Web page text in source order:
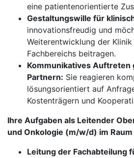
eine patientenorientierte
Gestaltungswille für
innovationsfreudig und
Weiterentwicklung der
Fachbereichs beitragen.
Kommunikatives
Partnern: Sie reagieren
lösungsorientiert auf
Kostenträgern und
Ihre Aufgaben als Leitender
und Onkologie (m/w/d) im
Leitung der Fachabteilung